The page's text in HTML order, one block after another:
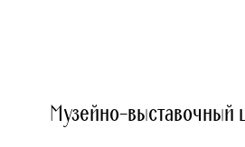
Музейно-выставочный